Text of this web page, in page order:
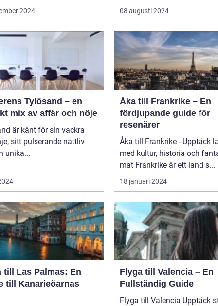
2024 08 augusti 2024
Tylösand – en
mix av affär och nöje
är känt för sin vackra
sitt pulserande nattliv
unika...
Åka till Frankrike – En
fördjupande guide för
resenärer
Åka till Frankrike - Upptäck
med kultur, historia och
mat Frankrike är ett land s...
18 januari 2024
till Las Palmas: En
till Kanarieöarnas
Flyga till Valencia – En
Fullständig Guide
Flyga till Valencia Upptäck staden